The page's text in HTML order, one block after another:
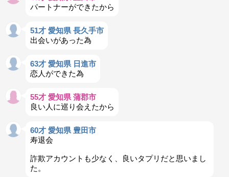
パートナーができたから
51才 愛知県 長久手市
出会いがあった為
63才 愛知県 日進市
恋人ができた為
55才 愛知県 蒲郡市
良い人に巡り会えたから
60才 愛知県 豊田市
寿退会
詐欺アカウントも少なく、良いタプリだと思いまし
た。